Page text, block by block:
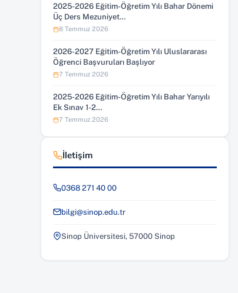
2025-2026 Eğitim-Öğretim Yılı Bahar Dönemi
Üç Ders Mezuniyet…
8 Temmuz 2026
2026-2027 Eğitim-Öğretim Yılı Uluslararası
Öğrenci Başvuruları Başlıyor
7 Temmuz 2026
2025-2026 Eğitim-Öğretim Yılı Bahar Yarıyılı
Ek Sınav 1-2…
7 Temmuz 2026
İletişim
0368 271 40 00
bilgi@sinop.edu.tr
Sinop Üniversitesi, 57000 Sinop